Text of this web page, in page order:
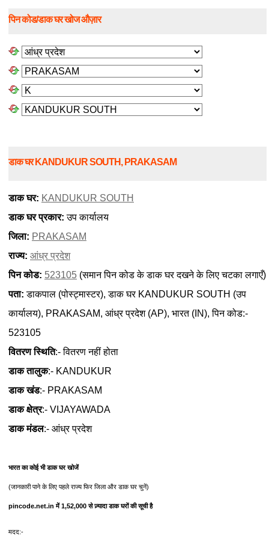
पिन कोड/डाक घर खोज औज़ार
डाक घर KANDUKUR SOUTH, PRAKASAM
डाक घर: KANDUKUR SOUTH
डाक घर प्रकार: उप कार्यालय
जिला: PRAKASAM
राज्य: आंध्र प्रदेश
पिन कोड: 523105 (समान पिन कोड के डाक घर दखने के लिए चटका लगाएँ)
पता: डाकपाल (पोस्ट्मास्टर), डाक घर KANDUKUR SOUTH (उप
कार्यालय), PRAKASAM, आंध्र प्रदेश (AP), भारत (IN), पिन कोड:-
523105
वितरण स्थिति:- वितरण नहीं होता
डाक तालुक:- KANDUKUR
डाक खंड:- PRAKASAM
डाक क्षेत्र:- VIJAYAWADA
डाक मंडल:- आंध्र प्रदेश
भारत का कोई भी डाक घर खोजें
(जानकारी पाने के लिए पहले राज्य फिर जिला और डाक घर चुनें)
pincode.net.in में 1,52,000 से ज़्यादा डाक घरों की सूची है
मदद:-